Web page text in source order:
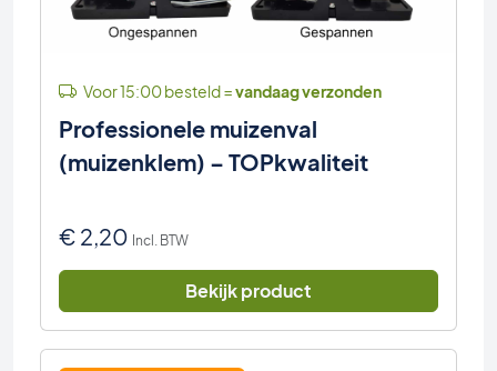
Voor 15:00 besteld =vandaag verzonden
Professionele muizenval
(muizenklem) – TOPkwaliteit
€ 2,20 Incl. BTW
Bekijk product